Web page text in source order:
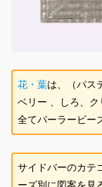
花 ・葉は、（パス
ベリー 、しろ、ク
全てパーラービー
サイドバーのカテ